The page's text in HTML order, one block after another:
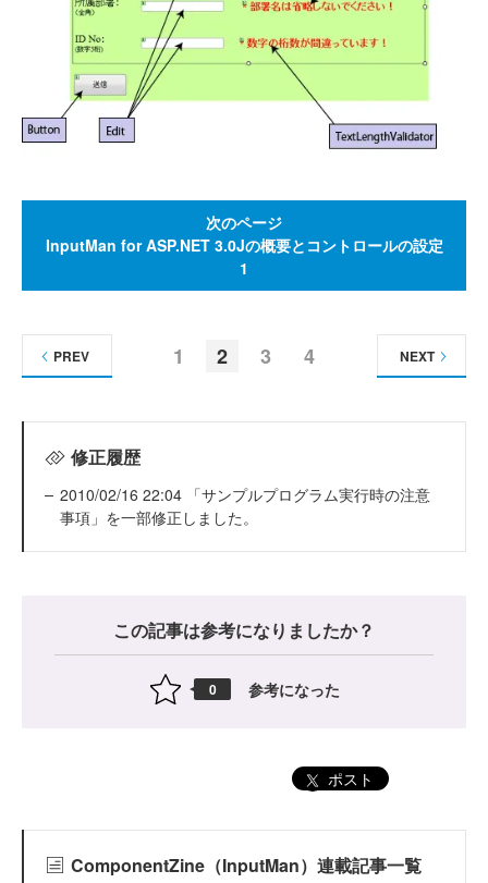
次のページ
InputMan for ASP.NET 3.0Jの概要とコントロールの設定
1
1 2 3 4
PREV NEXT
修正履歴
2010/02/16 22:04 「サンプルプログラム実行時の注意
事項」を一部修正しました。
この記事は参考になりましたか？
0 参考になった
ポスト
ComponentZine（InputMan）連載記事一覧